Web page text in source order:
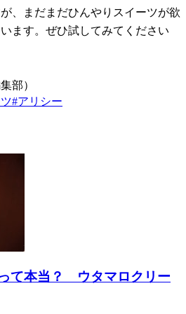
、まだまだひんやりスイーツが欲
ます。ぜひ試してみてください
部）
#アリシー
て本当？ ウタマロクリー